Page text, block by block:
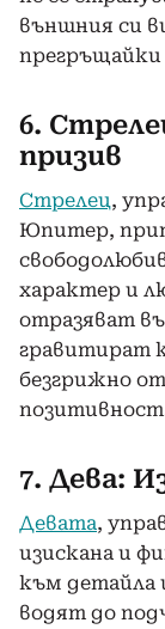
външния си
прегръщайки
6.
призив
Стрелец,
Юпитер,
характер и
отразяват
гравитират
безгрижно
7. Дева:
Девата,
изискана и
към детайла
водят до